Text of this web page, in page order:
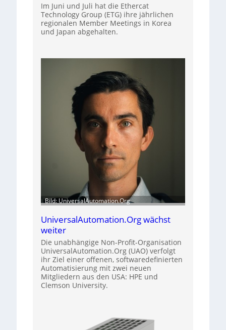
Im Juni und Juli hat die Ethercat
Technology Group (ETG) ihre jährlichen
regionalen Member Meetings in Korea
und Japan abgehalten.
Bild: UniversalAutomation.Org
UniversalAutomation.Org wächst
weiter
Die unabhängige Non-Profit-Organisation
UniversalAutomation.Org (UAO) verfolgt
ihr Ziel einer offenen, softwaredefinierten
Automatisierung mit zwei neuen
Mitgliedern aus den USA: HPE und
Clemson University.